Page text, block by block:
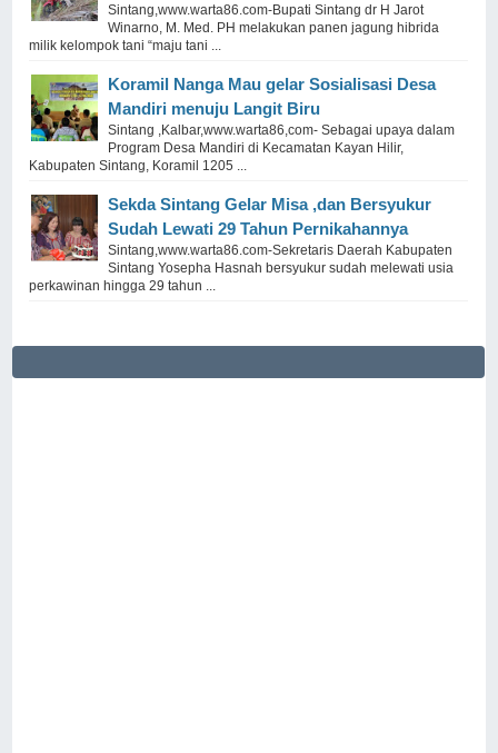
Sintang,www.warta86.com-Bupati Sintang dr H Jarot
Winarno, M. Med. PH melakukan panen jagung hibrida
milik kelompok tani “maju tani ...
Koramil Nanga Mau gelar Sosialisasi Desa
Mandiri menuju Langit Biru
Sintang ,Kalbar,www.warta86,com- Sebagai upaya dalam
Program Desa Mandiri di Kecamatan Kayan Hilir,
Kabupaten Sintang, Koramil 1205 ...
Sekda Sintang Gelar Misa ,dan Bersyukur
Sudah Lewati 29 Tahun Pernikahannya
Sintang,www.warta86.com-Sekretaris Daerah Kabupaten
Sintang Yosepha Hasnah bersyukur sudah melewati usia
perkawinan hingga 29 tahun ...